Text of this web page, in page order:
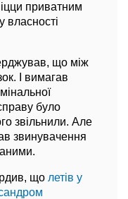
приватним
власності
що між
І вимагав
було
звільнили. Але
звинувачення
що летів у